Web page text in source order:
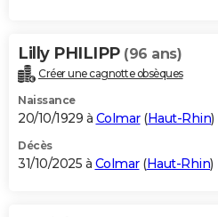
Lilly PHILIPP (96 ans)
Créer une cagnotte obsèques
Naissance
20/10/1929 à Colmar(Haut-Rhin)
Décès
31/10/2025 à Colmar(Haut-Rhin)